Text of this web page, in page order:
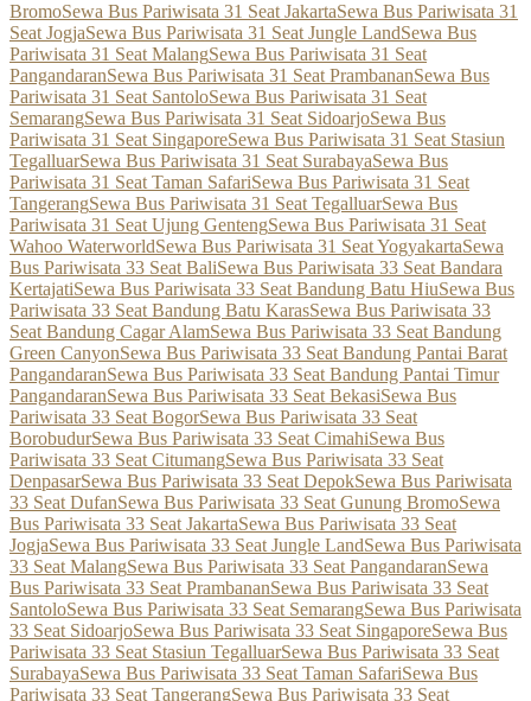
BromoSewa Bus Pariwisata 31 Seat JakartaSewa Bus Pariwisata 31
Seat JogjaSewa Bus Pariwisata 31 Seat Jungle LandSewa Bus
Pariwisata 31 Seat MalangSewa Bus Pariwisata 31 Seat
PangandaranSewa Bus Pariwisata 31 Seat PrambananSewa Bus
Pariwisata 31 Seat SantoloSewa Bus Pariwisata 31 Seat
SemarangSewa Bus Pariwisata 31 Seat SidoarjoSewa Bus
Pariwisata 31 Seat SingaporeSewa Bus Pariwisata 31 Seat Stasiun
TegalluarSewa Bus Pariwisata 31 Seat SurabayaSewa Bus
Pariwisata 31 Seat Taman SafariSewa Bus Pariwisata 31 Seat
TangerangSewa Bus Pariwisata 31 Seat TegalluarSewa Bus
Pariwisata 31 Seat Ujung GentengSewa Bus Pariwisata 31 Seat
Wahoo WaterworldSewa Bus Pariwisata 31 Seat YogyakartaSewa
Bus Pariwisata 33 Seat BaliSewa Bus Pariwisata 33 Seat Bandara
KertajatiSewa Bus Pariwisata 33 Seat Bandung Batu HiuSewa Bus
Pariwisata 33 Seat Bandung Batu KarasSewa Bus Pariwisata 33
Seat Bandung Cagar AlamSewa Bus Pariwisata 33 Seat Bandung
Green CanyonSewa Bus Pariwisata 33 Seat Bandung Pantai Barat
PangandaranSewa Bus Pariwisata 33 Seat Bandung Pantai Timur
PangandaranSewa Bus Pariwisata 33 Seat BekasiSewa Bus
Pariwisata 33 Seat BogorSewa Bus Pariwisata 33 Seat
BorobudurSewa Bus Pariwisata 33 Seat CimahiSewa Bus
Pariwisata 33 Seat CitumangSewa Bus Pariwisata 33 Seat
DenpasarSewa Bus Pariwisata 33 Seat DepokSewa Bus Pariwisata
33 Seat DufanSewa Bus Pariwisata 33 Seat Gunung BromoSewa
Bus Pariwisata 33 Seat JakartaSewa Bus Pariwisata 33 Seat
JogjaSewa Bus Pariwisata 33 Seat Jungle LandSewa Bus Pariwisata
33 Seat MalangSewa Bus Pariwisata 33 Seat PangandaranSewa
Bus Pariwisata 33 Seat PrambananSewa Bus Pariwisata 33 Seat
SantoloSewa Bus Pariwisata 33 Seat SemarangSewa Bus Pariwisata
33 Seat SidoarjoSewa Bus Pariwisata 33 Seat SingaporeSewa Bus
Pariwisata 33 Seat Stasiun TegalluarSewa Bus Pariwisata 33 Seat
SurabayaSewa Bus Pariwisata 33 Seat Taman SafariSewa Bus
Pariwisata 33 Seat TangerangSewa Bus Pariwisata 33 Seat